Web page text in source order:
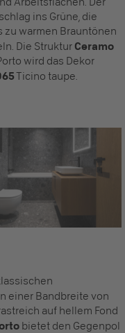
ins Grüne, die
zu warmen Brauntönen
Die Struktur Ceramo
wird das Dekor
Ticino taupe.
einer Bandbreite von
auf hellem Fond
bietet den Gegenpol